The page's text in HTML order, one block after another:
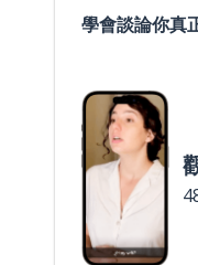
學會談論你真